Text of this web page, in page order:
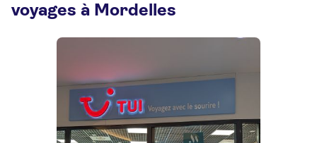
voyages à Mordelles